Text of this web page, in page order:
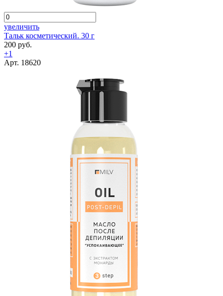
увеличить
Тальк косметический. 30 г
200 руб.
+1
Арт. 18620